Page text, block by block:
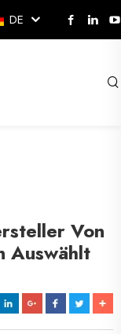
DE
Von
Auswählt